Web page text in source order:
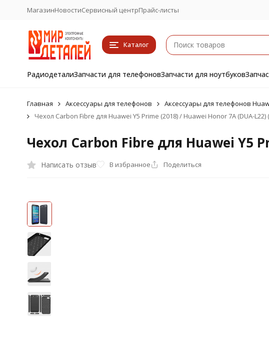
МагазинНовостиСервисный центрПрайс-листы
Каталог
РадиодеталиЗапчасти для телефоновЗапчасти для ноутбуков
Главная Аксессуары для телефонов Аксессуары для телефонов
Чехол Carbon Fibre для Huawei Y5 Prime (2018) / Huawei Honor 7A (DUA-L22)
Чехол Carbon Fibre для Huawei Y5
Написать отзыв В избранное Поделиться